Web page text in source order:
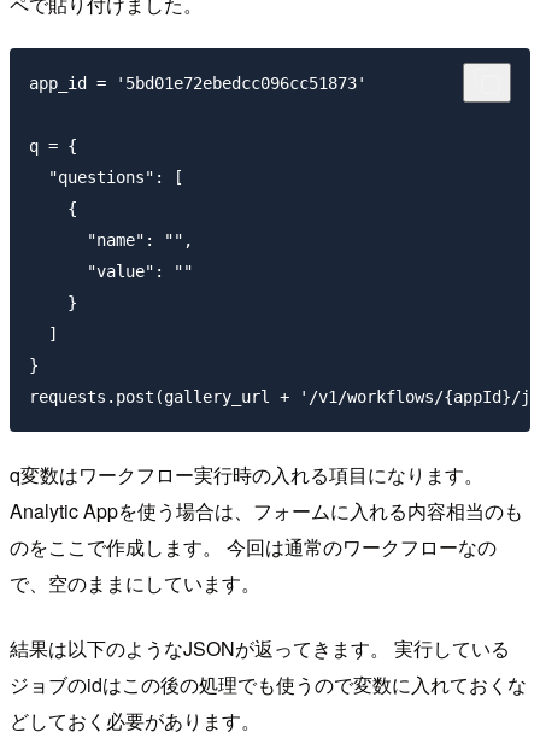
app_id = '5bd01e72ebedcc096cc51873'
q = {
  "questions": [
    {
      "name": "",
      "value": ""
    }
  ]
}
q変数はワークフロー実行時の入れる項目になります。
Analytic Appを使う場合は、フォームに入れる内容相当のも
のをここで作成します。 今回は通常のワークフローなの
で、空のままにしています。
結果は以下のようなJSONが返ってきます。 実行している
ジョブのidはこの後の処理でも使うので変数に入れておくな
どしておく必要があります。